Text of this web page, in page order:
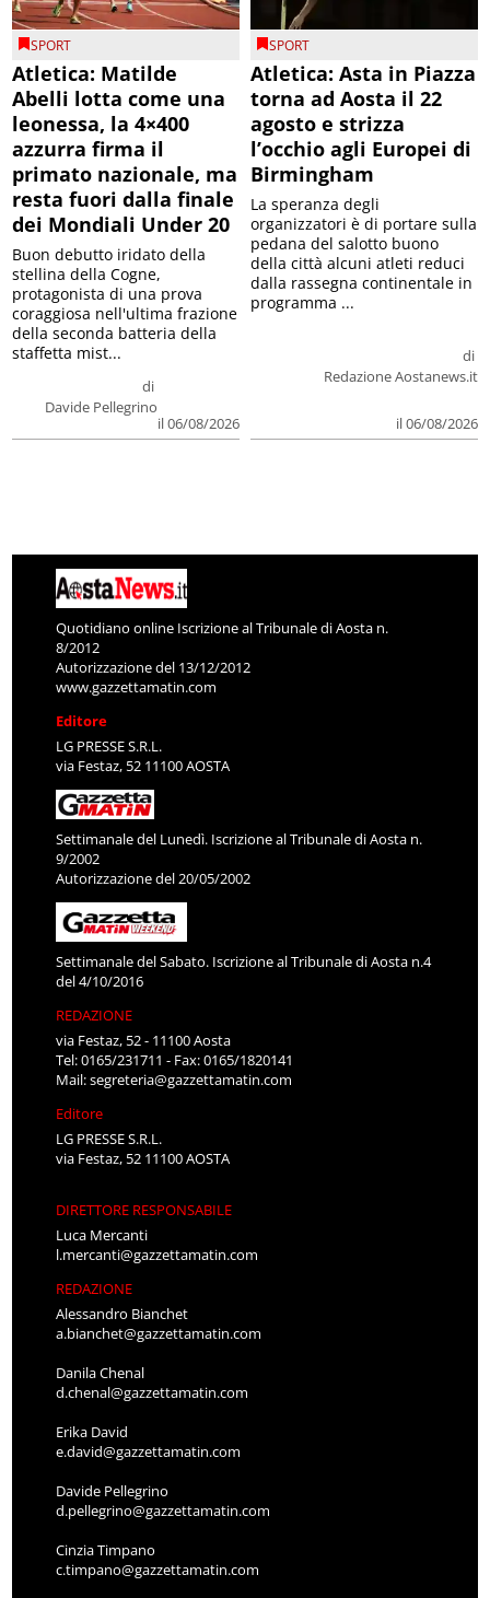
SPORT
Atletica: Matilde
Abelli lotta come una
leonessa, la 4×400
azzurra firma il
primato nazionale, ma
resta fuori dalla finale
dei Mondiali Under 20
di
Davide Pellegrino
il 06/08/2026
Buon debutto iridato della
stellina della Cogne,
protagonista di una prova
coraggiosa nell'ultima frazione
della seconda batteria della
staffetta mist...
SPORT
Atletica: Asta in Piazza
torna ad Aosta il 22
agosto e strizza
l’occhio agli Europei di
Birmingham
di
Redazione Aostanews.it
il 06/08/2026
La speranza degli
organizzatori è di portare sulla
pedana del salotto buono
della città alcuni atleti reduci
dalla rassegna continentale in
programma ...
Quotidiano online Iscrizione al Tribunale di Aosta n.
8/2012
Autorizzazione del 13/12/2012
www.gazzettamatin.com
Editore
LG PRESSE S.R.L.
via Festaz, 52 11100 AOSTA
Settimanale del Lunedì. Iscrizione al Tribunale di Aosta n.
9/2002
Autorizzazione del 20/05/2002
Settimanale del Sabato. Iscrizione al Tribunale di Aosta n.4
del 4/10/2016
REDAZIONE
via Festaz, 52 - 11100 Aosta
Tel: 0165/231711 - Fax: 0165/1820141
Mail:segreteria@gazzettamatin.com
Editore
LG PRESSE S.R.L.
via Festaz, 52 11100 AOSTA
DIRETTORE RESPONSABILE
Luca Mercanti
l.mercanti@gazzettamatin.com
REDAZIONE
Alessandro Bianchet
a.bianchet@gazzettamatin.com
Danila Chenal
d.chenal@gazzettamatin.com
Erika David
e.david@gazzettamatin.com
Davide Pellegrino
d.pellegrino@gazzettamatin.com
Cinzia Timpano
c.timpano@gazzettamatin.com